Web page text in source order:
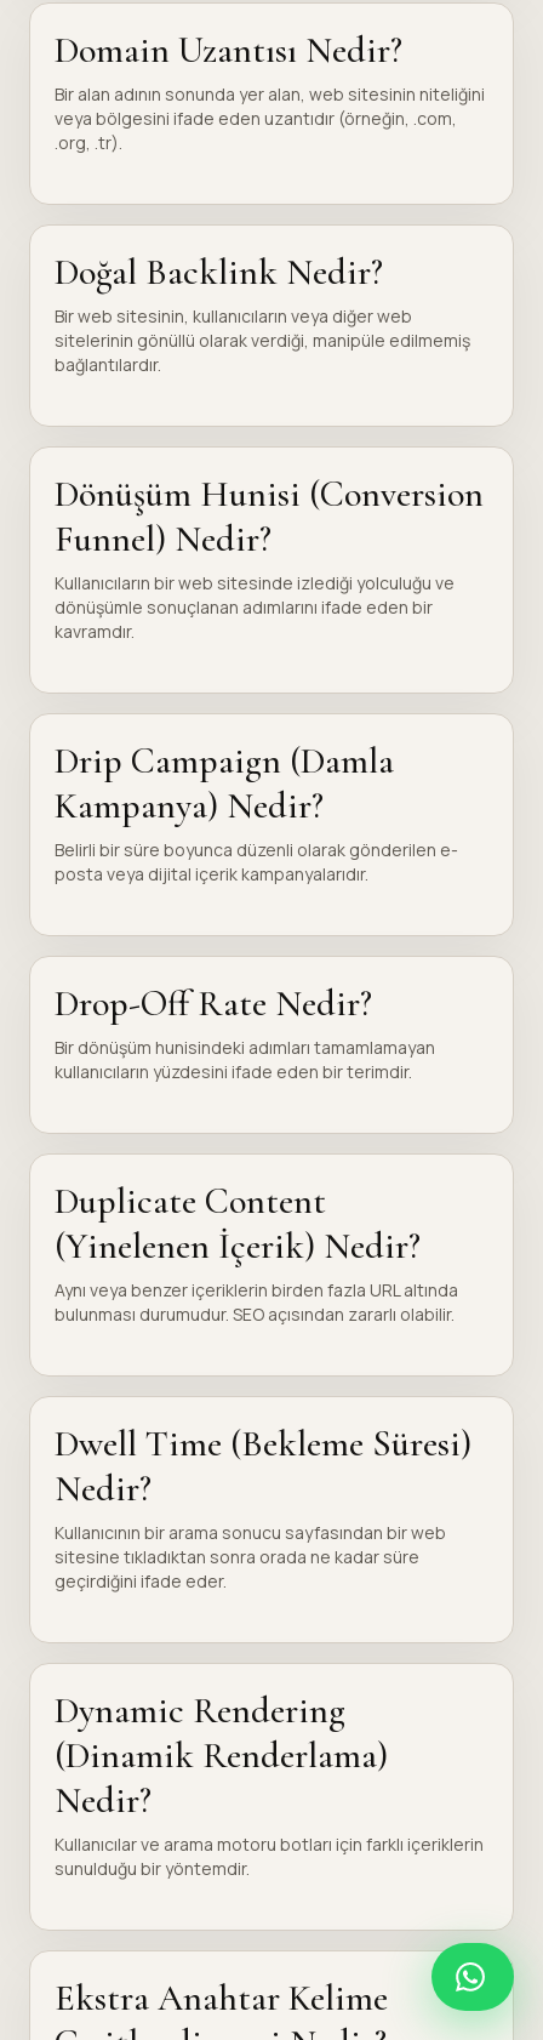
Domain Uzantısı Nedir?
Bir alan adının sonunda yer alan, web sitesinin niteliğini
veya bölgesini ifade eden uzantıdır (örneğin, .com,
.org, .tr).
Doğal Backlink Nedir?
Bir web sitesinin, kullanıcıların veya diğer web
sitelerinin gönüllü olarak verdiği, manipüle edilmemiş
bağlantılardır.
Dönüşüm Hunisi (Conversion
Funnel) Nedir?
Kullanıcıların bir web sitesinde izlediği yolculuğu ve
dönüşümle sonuçlanan adımlarını ifade eden bir
kavramdır.
Drip Campaign (Damla
Kampanya) Nedir?
Belirli bir süre boyunca düzenli olarak gönderilen e-
posta veya dijital içerik kampanyalarıdır.
Drop-Off Rate Nedir?
Bir dönüşüm hunisindeki adımları tamamlamayan
kullanıcıların yüzdesini ifade eden bir terimdir.
Duplicate Content
(Yinelenen İçerik) Nedir?
Aynı veya benzer içeriklerin birden fazla URL altında
bulunması durumudur. SEO açısından zararlı olabilir.
Dwell Time (Bekleme Süresi)
Nedir?
Kullanıcının bir arama sonucu sayfasından bir web
sitesine tıkladıktan sonra orada ne kadar süre
geçirdiğini ifade eder.
Dynamic Rendering
(Dinamik Renderlama)
Nedir?
Kullanıcılar ve arama motoru botları için farklı içeriklerin
sunulduğu bir yöntemdir.
Ekstra Anahtar Kelime